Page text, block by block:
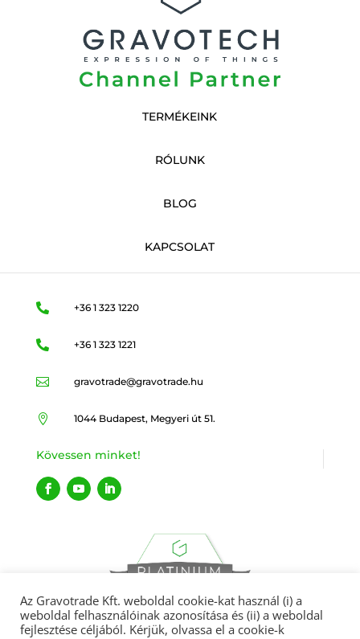
TERMÉKEINK
RÓLUNK
BLOG
KAPCSOLAT
 +36 1 323 1220
 +36 1 323 1221
 gravotrade@gravotrade.hu
 1044 Budapest, Megyeri út 51.
Kövessen minket!
Az Gravotrade Kft. weboldal cookie-kat használ (i) a
weboldal felhasználóinak azonosítása és (ii) a weboldal
fejlesztése céljából. Kérjük, olvassa el a cookie-k